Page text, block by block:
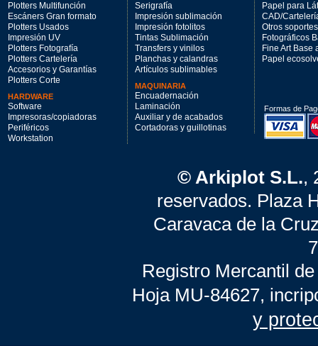
Plotters Multifunción
Escáners Gran formato
Plotters Usados
Impresión UV
Plotters Fotografía
Plotters Cartelería
Accesorios y Garantías
Plotters Corte
HARDWARE
Software
Impresoras/copiadoras
Periféricos
Workstation
Serigrafía
Impresión sublimación
Impresión fotolitos
Tintas Sublimación
Transfers y vinilos
Planchas y calandras
Artículos sublimables
MAQUINARIA
Encuadernación
Laminación
Auxiliar y de acabados
Cortadoras y guillotinas
Papel para
CAD/
Otros soportes
Fotográficos
Fine Art Base
Papel
Formas de
© Arkiplot S.L.,
reservados. Plaza
Caravaca de la
Registro Mercantil
Hoja MU-84627,
y